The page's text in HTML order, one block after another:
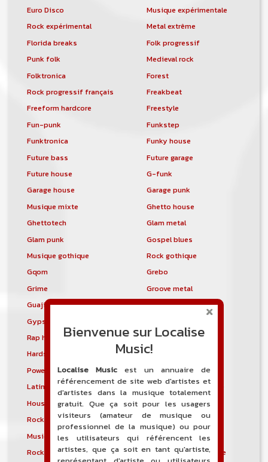
Euro Disco
Musique expérimentale
Rock expérimental
Metal extrême
Florida breaks
Folk progressif
Punk folk
Medieval rock
Folktronica
Forest
Rock progressif français
Freakbeat
Freeform hardcore
Freestyle
Fun-punk
Funkstep
Funktronica
Funky house
Future bass
Future garage
Future house
G-funk
Garage house
Garage punk
Musique mixte
Ghetto house
Ghettotech
Glam metal
Glam punk
Gospel blues
Musique gothique
Rock gothique
Gqom
Grebo
Grime
Groove metal
Guajira
Guaracha
Gypsy punk
Rap hardcore
Industrial hardcore
Hardstep
Hardstyle
Power noise
Heavenly voices
Latin metal
Musique hindoustanie
House progressive
Tropical house
Rock indépendant
Indietronica
Musique industrielle
Metal industriel
Rock industriel
Musique instrumentale
Bienvenue sur Localise
Music!
Localise Music est un annuaire de
référencement de site web d'artistes et
d'artistes dans la musique totalement
gratuit. Que ça soit pour les usagers
visiteurs (amateur de musique ou
professionnel de la musique) ou pour
les utilisateurs qui référencent les
artistes, que ça soit en tant qu'artiste,